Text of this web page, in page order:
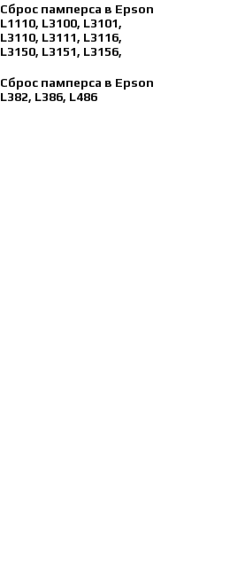
Сброс памперса в Epson
L1110, L3100, L3101,
L3110, L3111, L3116,
L3150, L3151, L3156,
Сброс памперса в Epson
L382, L386, L486